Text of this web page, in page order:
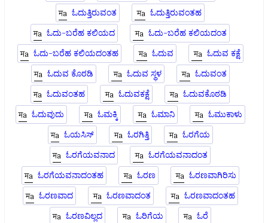
ಓದುತ್ತಿರುವಂತ
ಓದುತ್ತಿರುವಂತಹ
ಓದು-ಬರೆಹ ಕಲಿಯದ
ಓದು-ಬರೆಹ ಕಲಿಯದಂತ
ಓದು-ಬರೆಹ ಕಲಿಯದಂತಹ
ಓದುವ
ಓದುವ ಕಕ್ಷೆ
ಓದುವ ಕೊಠಡಿ
ಓದುವ ಸ್ಥಳ
ಓದುವಂತ
ಓದುವಂತಹ
ಓದುವಕಕ್ಷೆ
ಓದುವಕೊಠಡಿ
ಓದುವುದು
ಓಮಕ್ಕಿ ಓಮಾನಿ
ಓಮುಕಾಳು
ಓಯಸಿಸ್
ಓರಗಿತ್ತಿ
ಓರಗೆಯ
ಓರಗೆಯವನಾದ
ಓರಗೆಯವನಾದಂತ
ಓರಗೆಯವನಾದಂತಹ
ಓರಣ
ಓರಣವಾಗಿರಿಸು
ಓರಣವಾದ
ಓರಣವಾದಂತ
ಓರಣವಾದಂತಹ
ಓರಣವಿಲ್ಲದ
ಓರಿಗೆಯ
ಓರೆ